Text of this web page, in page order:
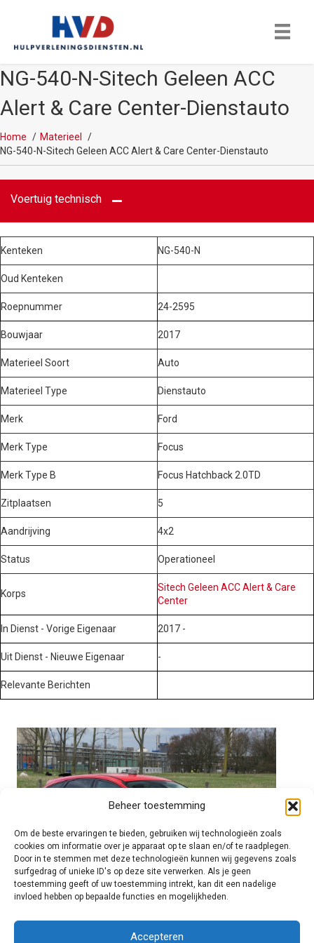
Beheer toestemming
Om de beste ervaringen te bieden, gebruiken wij technologieën zoals
cookies om informatie over je apparaat op te slaan en/of te raadplegen.
Door in te stemmen met deze technologieën kunnen wij gegevens zoals
surfgedrag of unieke ID's op deze site verwerken. Als je geen
toestemming geeft of uw toestemming intrekt, kan dit een nadelige
invloed hebben op bepaalde functies en mogelijkheden.
Accepteren
NG-540-N-Sitech Geleen ACC
Alert & Care Center-Dienstauto
Home
Materieel
NG-540-N-Sitech Geleen ACC Alert & Care Center-Dienstauto
Voertuig technisch
Kenteken NG-540-N
Oud Kenteken
Roepnummer 24-2595
Bouwjaar 2017
Materieel Soort Auto
Materieel Type Dienstauto
Merk Ford
Merk Type Focus
Merk Type B Focus Hatchback 2.0TD
Zitplaatsen 5
Aandrijving 4x2
Status Operationeel
Korps
Sitech Geleen ACC Alert & Care
Center
In Dienst - Vorige Eigenaar 2017 -
Uit Dienst - Nieuwe Eigenaar -
Relevante Berichten